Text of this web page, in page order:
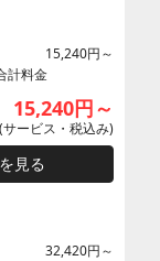
15,240円～
計料金
15,240円～
(サービス・税込み)
見る
32,420円～